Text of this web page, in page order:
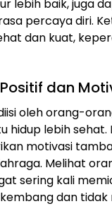
lebih baik, juga
percaya diri.
dan kuat,
dan
oleh orang-
hidup lebih sehat.
motivasi
Melihat
sering kali
dan tidak